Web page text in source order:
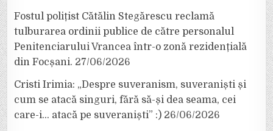
Fostul polițist Cătălin Stegărescu reclamă
tulburarea ordinii publice de către personalul
Penitenciarului Vrancea într-o zonă rezidențială
din Focșani. 27/06/2026
Cristi Irimia: „Despre suveranism, suveraniști și
cum se atacă singuri, fără să-și dea seama, cei
care-i… atacă pe suveraniști” :) 26/06/2026